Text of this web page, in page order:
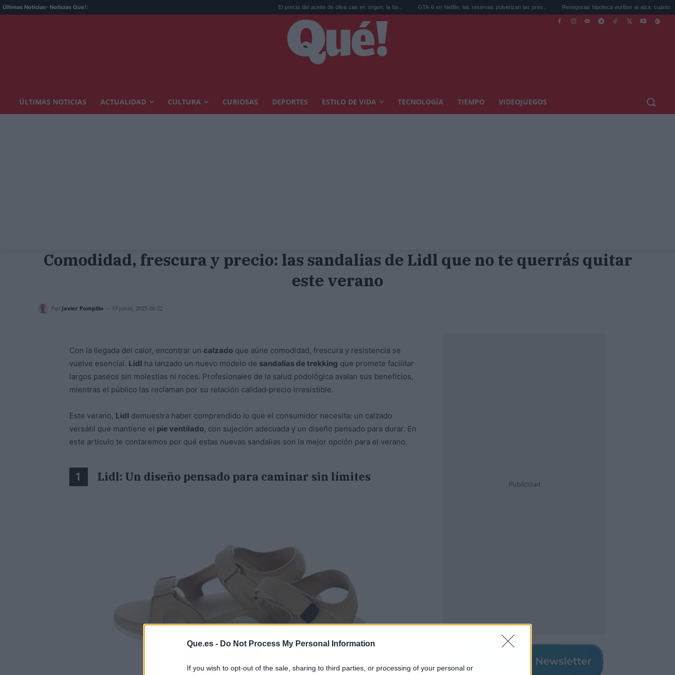
Que.es - Do Not Process My Personal Information
If you wish to opt-out of the sale, sharing to third parties, or processing of your personal or
Últimas Noticias- Noticias Que!: El precio del aceite de oliva cae en origen: la bo... GTA 6 en Netflix: las reservas pulverizan las prev... Renegociar hipoteca euríbor al alza: cuánto puedes...
ÚLTIMAS NOTICIAS ACTUALIDAD CULTURA CURIOSAS DEPORTES ESTILO DE VIDA TECNOLOGÍA TIEMPO VIDEOJUEGOS
Comodidad, frescura y precio: las sandalias de Lidl que no te querrás quitar
este verano
Por Javier Pompilio - 19 junio, 2025 06:32
Con la llegada del calor, encontrar un calzado que aúne comodidad, frescura y resistencia se
vuelve esencial. Lidl ha lanzado un nuevo modelo de sandalias de trekking que promete facilitar
largos paseos sin molestias ni roces. Profesionales de la salud podológica avalan sus beneficios,
mientras el público las reclaman por su relación calidad‑precio irresistible.
Este verano, Lidl demuestra haber comprendido lo que el consumidor necesita: un calzado
versátil que mantiene el pie ventilado, con sujeción adecuada y un diseño pensado para durar. En
este artículo te contaremos por qué estas nuevas sandalias son la mejor opción para el verano.
1 Lidl: Un diseño pensado para caminar sin límites
Publicidad